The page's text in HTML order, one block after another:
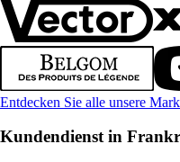
Entdecken Sie alle unsere
Kundendienst in